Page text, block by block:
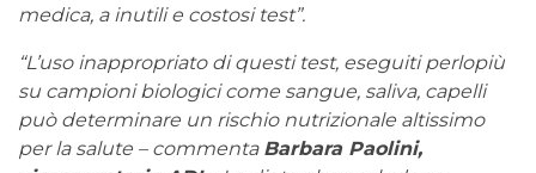
medica, a inutili e costosi test”.
“L’uso inappropriato di questi test, eseguiti perlopiù
su campioni biologici come sangue, saliva, capelli
può determinare un rischio nutrizionale altissimo
per la salute – commenta Barbara Paolini,